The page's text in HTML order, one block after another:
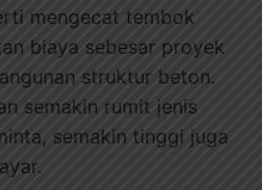
mengecat tembok
biaya sebesar proyek
struktur beton.
semakin rumit jenis
semakin tinggi juga